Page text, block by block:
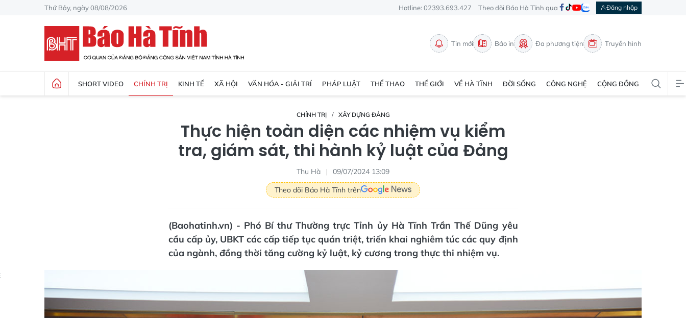
Thứ Bảy, ngày 08/08/2026 Hotline: 02393.693.427 Theo dõi Báo Hà Tĩnh qua Đăng nhập
Tin mới Báo in Đa phương tiện Truyền hình
SHORT VIDEO CHÍNH TRỊ KINH TẾ XÃ HỘI VĂN HÓA - GIẢI TRÍ PHÁP LUẬT THỂ THAO THẾ GIỚI VỀ HÀ TĨNH ĐỜI SỐNG CÔNG NGHỆ CỘNG ĐỒNG
CHÍNH TRỊ XÂY DỰNG ĐẢNG
Thực hiện toàn diện các nhiệm vụ kiểm
tra, giám sát, thi hành kỷ luật của Đảng
Thu Hà
09/07/2024 13:09
Theo dõi Báo Hà Tĩnh trên
(Baohatinh.vn) - Phó Bí thư Thường trực Tỉnh ủy Hà Tĩnh Trần Thế Dũng yêu
cầu cấp ủy, UBKT các cấp tiếp tục quán triệt, triển khai nghiêm túc các quy định
của ngành, đồng thời tăng cường kỷ luật, kỷ cương trong thực thi nhiệm vụ.